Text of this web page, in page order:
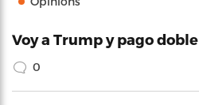
Voy a Trump y pago doble
0